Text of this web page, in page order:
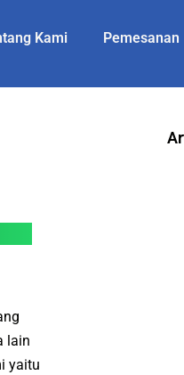
Kami Pemesanan
lain
yaitu